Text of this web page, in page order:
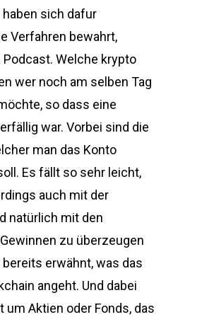
haben sich dafur
Verfahren bewahrt,
Podcast. Welche krypto
wer noch am selben Tag
so dass eine
war. Vorbei sind die
man das Konto
Es fällt so sehr leicht,
auch mit der
natürlich mit den
zu überzeugen
bereits erwähnt, was das
angeht. Und dabei
um Aktien oder Fonds, das